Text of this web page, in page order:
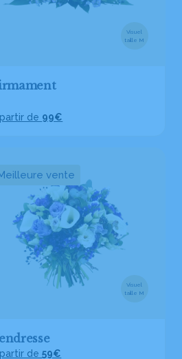
Visuel
taille M
de 99€
vente
Visuel
taille M
de59€